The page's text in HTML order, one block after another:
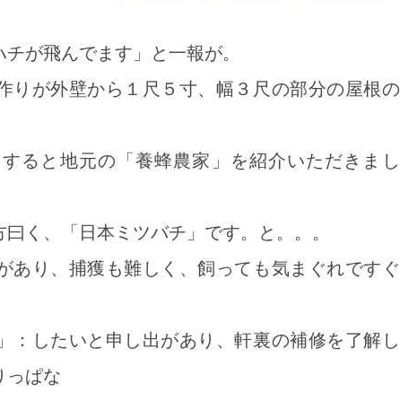
が飛んでます」と一報が。
りが外壁から１尺５寸、幅３尺の部分の屋根の
ると地元の「養蜂農家」を紹介いただきまし
く、「日本ミツバチ」です。と。。。
あり、捕獲も難しく、飼っても気まぐれですぐ
：したいと申し出があり、軒裏の補修を了解し
っぱな